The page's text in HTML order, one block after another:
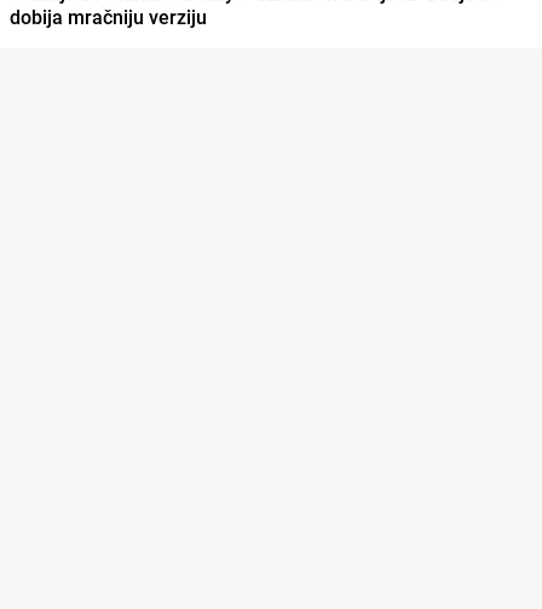
dobija mračniju verziju